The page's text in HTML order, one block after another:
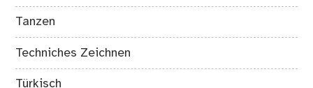
Tanzen
Techniches Zeichnen
Türkisch